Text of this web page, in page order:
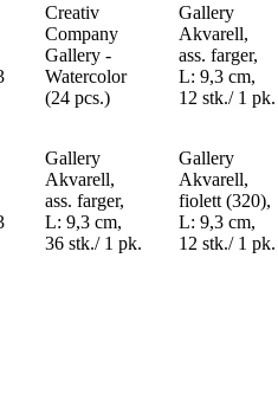
Creativ
Company
Gallery -
Watercolor
(24 pcs.)
Gallery
Akvarell,
ass. farger,
L: 9,3 cm,
12 stk./ 1 pk.
Gallery
Akvarell,
ass. farger,
L: 9,3 cm,
36 stk./ 1 pk.
Gallery
Akvarell,
fiolett (320),
L: 9,3 cm,
12 stk./ 1 pk.